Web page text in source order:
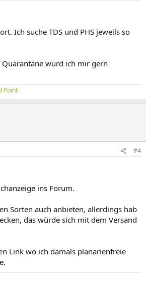
Ich suche TDS und PHS jeweils so
würd ich mir gern
Point
#4
ins Forum.
Sorten auch anbieten, allerdings hab
das würde sich mit dem Versand
Link wo ich damals planarienfreie